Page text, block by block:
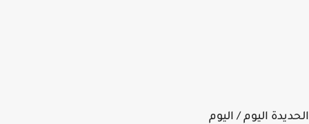
اليوم / اليوم